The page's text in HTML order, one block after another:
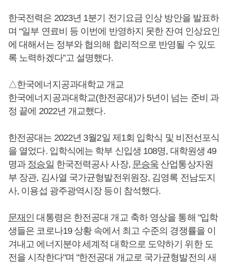
한국전력은 2023년 1분기 전기요금 인상 방안을 발표하
며 “일부 연료비 등 이번에 반영하지 못한 잔여 인상요인
에 대해서는 정부와 협의해 합리적으로 반영될 수 있도
록 노력하겠다”고 설명했다.
△한국에너지공과대학교 개교
한국에너지공과대학교(한전공대)가 5년이 넘는 준비 과
정 끝에 2022년 개교했다.
한전공대는 2022년 3월2일 제1회 입학식 및 비전선포식
을 열었다. 입학식에는 학부 신입생 108명, 대학원생 49
명과 정승일 한국전력공사 사장, 문승욱 산업통상자원
부 장관, 김사열 국가균형발전위원장, 김영록 전남도지
사, 이용섭 광주광역시장 등이 참석했다.
문재인 대통령은 한전공대 개교 축하 영상을 통해 "입학
생들은 코로나19 상황 속에서 최고 수준의 경쟁률을 이
겨내고 에너지분야 세계적 대학으로 도약하기 위한 도
전을 시작한다"며 "한전공대 개교로 국가균형발전의 새